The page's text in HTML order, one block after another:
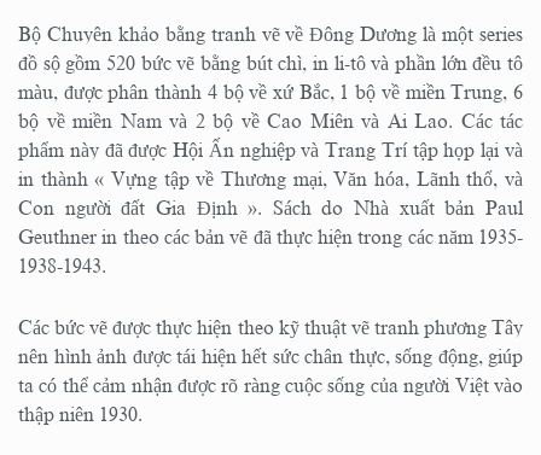
Bộ Chuyên khảo bằng tranh vẽ về Đông Dương là một series
đồ sộ gồm 520 bức vẽ bằng bút chì, in li-tô và phần lớn đều tô
màu, được phân thành 4 bộ về xứ Bắc, 1 bộ về miền Trung, 6
bộ về miền Nam và 2 bộ về Cao Miên và Ai Lao. Các tác
phẩm này đã được Hội Ấn nghiệp và Trang Trí tập họp lại và
in thành « Vựng tập về Thương mại, Văn hóa, Lãnh thổ, và
Con người đất Gia Định ». Sách do Nhà xuất bản Paul
Geuthner in theo các bản vẽ đã thực hiện trong các năm 1935-
1938-1943.
Các bức vẽ được thực hiện theo kỹ thuật vẽ tranh phương Tây
nên hình ảnh được tái hiện hết sức chân thực, sống động, giúp
ta có thể cảm nhận được rõ ràng cuộc sống của người Việt vào
thập niên 1930.